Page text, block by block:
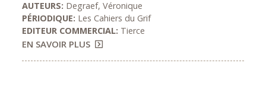
AUTEURS: Degraef, Véronique
PÉRIODIQUE: Les Cahiers du Grif
EDITEUR COMMERCIAL: Tierce
EN SAVOIR PLUS